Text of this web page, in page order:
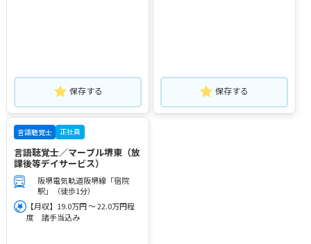
保存する 保存する
言語聴覚士 正社員
言語聴覚士／マーブル堺東（放
課後等デイサービス）
阪堺電気軌道阪堺線「宿院
駅」（徒歩1分）
【月収】19.0万円 ～ 22.0万円程
度 諸手当込み